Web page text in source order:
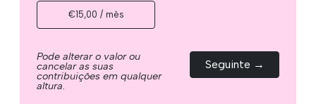
€15,00 / mês
Pode alterar o valor ou
cancelar as suas
contribuições em qualquer
altura.
Seguinte →